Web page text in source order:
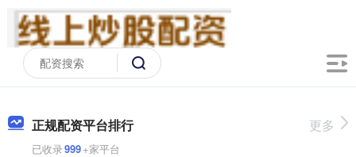
正规配资平台排行
已收录999+家平台
更多